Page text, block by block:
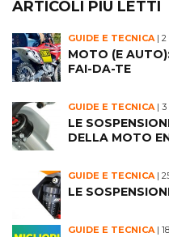
ARTICOLI PIÙ LETTI
GUIDE E TECNICA| 2
MOTO (E
FAI-DA-TE
GUIDE E TECNICA| 3
LE
DELLA MOTO
GUIDE E TECNICA|
LE
GUIDE E TECNICA|